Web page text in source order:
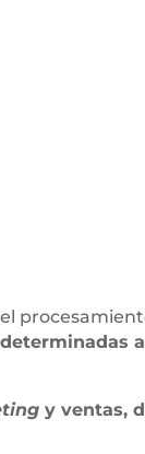
y ventas,